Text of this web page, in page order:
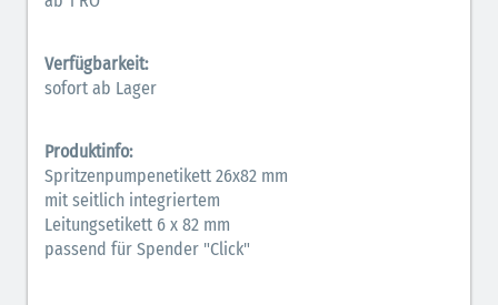
Hormone Insulin (braun-gelb)
Verfügbarkeit:
sofort ab Lager
Produktinfo:
Spritzenpumpenetikett 26x82 mm
mit seitlich integriertem
Leitungsetikett 6 x 82 mm
passend für Spender "Click"